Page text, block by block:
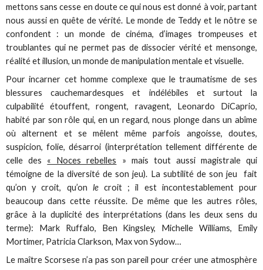
mettons sans cesse en doute ce qui nous est donné à voir, partant
nous aussi en quête de vérité. Le monde de Teddy et le nôtre se
confondent : un monde de cinéma, d’images trompeuses et
troublantes qui ne permet pas de dissocier vérité et mensonge,
réalité et illusion, un monde de manipulation mentale et visuelle.
Pour incarner cet homme complexe que le traumatisme de ses
blessures cauchemardesques et indélébiles et surtout la
culpabilité étouffent, rongent, ravagent, Leonardo DiCaprio,
habité par son rôle qui, en un regard, nous plonge dans un abîme
où alternent et se mêlent même parfois angoisse, doutes,
suspicion, folie, désarroi (interprétation tellement différente de
celle des « Noces rebelles » mais tout aussi magistrale qui
témoigne de la diversité de son jeu). La subtilité de son jeu fait
qu’on y croit, qu’on lecroit ; il est incontestablement pour
beaucoup dans cette réussite. De même que les autres rôles,
grâce à la duplicité des interprétations (dans les deux sens du
terme): Mark Ruffalo, Ben Kingsley, Michelle Williams, Emily
Mortimer, Patricia Clarkson, Max von Sydow…
Le maître Scorsese n’a pas son pareil pour créer une atmosphère